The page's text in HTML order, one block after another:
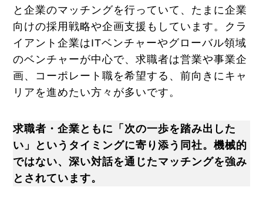
と企業のマッチングを行っていて、たまに企業
向けの採用戦略や企画支援もしています。クラ
イアント企業はITベンチャーやグローバル領域
のベンチャーが中心で、求職者は営業や事業企
画、コーポレート職を希望する、前向きにキャ
リアを進めたい方々が多いです。
求職者・企業ともに「次の一歩を踏み出した
い」というタイミングに寄り添う同社。機械的
ではない、深い対話を通じたマッチングを強み
とされています。